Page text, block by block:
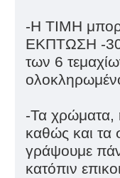
-Η ΤΙΜΗ
ΕΚΠΤΩΣΗ -
των 6
-Τα χρώματα,
καθώς και τα
γράψουμε
κατόπιν